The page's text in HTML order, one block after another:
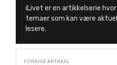
iLivet er en artikkelserie
temaer som kan være
lesere.